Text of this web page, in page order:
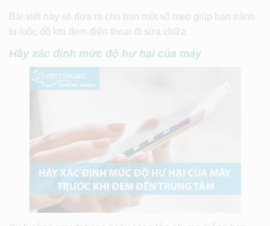
Bài viết này sẽ đưa ra cho bạn một số mẹo giúp bạn tránh
bị luộc đồ khi đem điện thoại đi sửa chữa.
Hãy xác định mức độ hư hại của máy